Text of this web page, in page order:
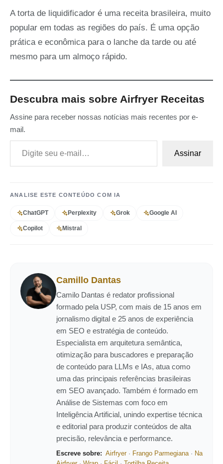
A torta de liquidificador é uma receita brasileira, muito
popular em todas as regiões do país. É uma opção
prática e econômica para o lanche da tarde ou até
mesmo para um almoço rápido.
Descubra mais sobre Airfryer Receitas
Assine para receber nossas notícias mais recentes por e-
mail.
Digite seu e-mail…
Assinar
ANALISE ESTE CONTEÚDO COM IA
ChatGPT Perplexity Grok Google AI
Copilot Mistral
Camillo Dantas
Camilo Dantas é redator profissional
formado pela USP, com mais de 15 anos em
jornalismo digital e 25 anos de experiência
em SEO e estratégia de conteúdo.
Especialista em arquitetura semântica,
otimização para buscadores e preparação
de conteúdo para LLMs e IAs, atua como
uma das principais referências brasileiras
em SEO avançado. Também é formado em
Análise de Sistemas com foco em
Inteligência Artificial, unindo expertise técnica
e editorial para produzir conteúdos de alta
precisão, relevância e performance.
Escreve sobre: Airfryer· Frango Parmegiana· Na